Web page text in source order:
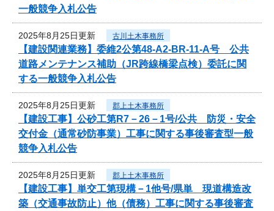
一般競争入札公告
2025年8月25日更新 古川土木事務所
【建設関連業務】委維2公第48-A2-BR-11-A号 公共
道路メンテナンス補助（JR跨線橋梁点検）委託に関
する一般競争入札公告
2025年8月25日更新 郡上土木事務所
【建設工事】公砂工第R7－26－1号/公共 防災・安全
交付金（通常砂防事業）工事に関する事後審査型一般
競争入札公告
2025年8月25日更新 郡上土木事務所
【建設工事】単交工第現構－1他号/県単 現道構造改
築（交通事故防止）他（債務）工事に関する事後審査